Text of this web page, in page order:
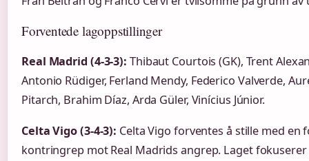
Forventede lagoppstillinger
Real Madrid (4-3-3): Thibaut Courtois (GK), Trent
Antonio Rüdiger, Ferland Mendy, Federico Valverde,
Pitarch, Brahim Díaz, Arda Güler, Vinícius Júnior.
Celta Vigo (3-4-3): Celta Vigo forventes å stille med
kontringrep mot Real Madrids angrep. Laget